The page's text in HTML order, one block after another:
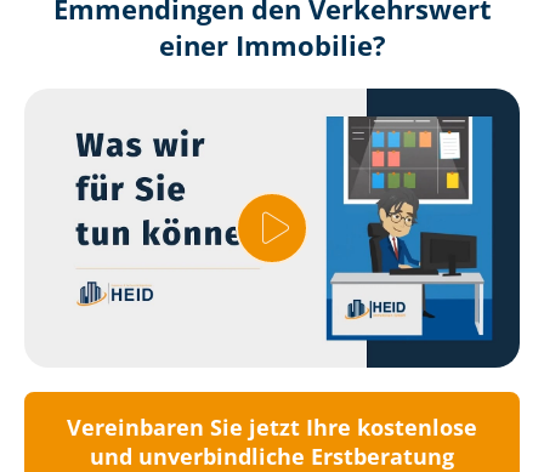
Emmendingen den Verkehrswert
einer Immobilie?
Vereinbaren Sie jetzt Ihre kostenlose
und unverbindliche Erstberatung